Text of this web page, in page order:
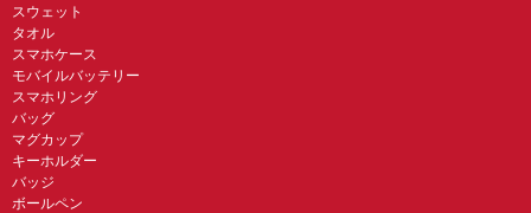
スウェット
タオル
スマホケース
モバイルバッテリー
スマホリング
バッグ
マグカップ
キーホルダー
バッジ
ボールペン